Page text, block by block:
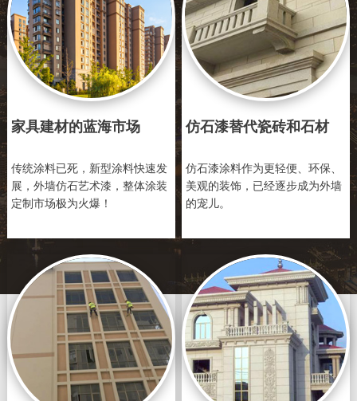
家具建材的蓝海市场
传统涂料已死，新型涂料快速发
展，外墙仿石艺术漆，整体涂装
定制市场极为火爆！
仿石漆替代瓷砖和石材
仿石漆涂料作为更轻便、环保、
美观的装饰，已经逐步成为外墙
的宠儿。